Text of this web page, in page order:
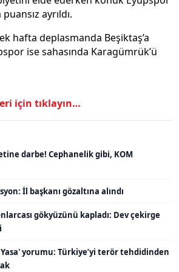
ayrıldı.
hafta deplasmanda Beşiktaş’a
ise sahasında Karagümrük’ü
için tıklayın…
darbe! Cephanelik gibi, KOM
İl başkanı gözaltına alındı
gökyüzünü kapladı: Dev çekirge
yorumu: Türkiye’yi terör tehdidinden